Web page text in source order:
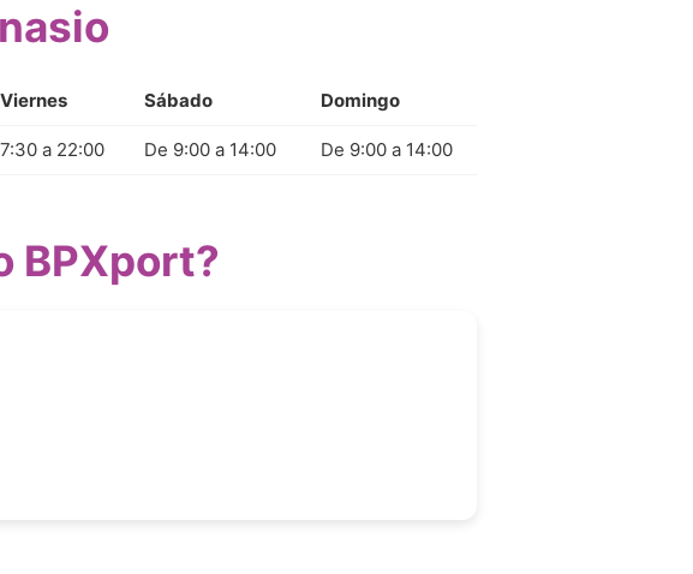
Viernes Sábado Domingo
7:30 a 22:00 De 9:00 a 14:00 De 9:00 a 14:00
BPXport?